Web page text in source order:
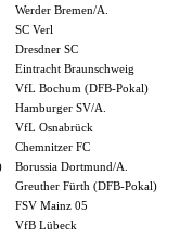
Werder Bremen/A.
SC Verl
Dresdner SC
Eintracht Braunschweig
VfL Bochum (DFB-Pokal)
Hamburger SV/A.
VfL Osnabrück
Chemnitzer FC
Borussia Dortmund/A.
Greuther Fürth (DFB-Pokal)
FSV Mainz 05
VfB Lübeck